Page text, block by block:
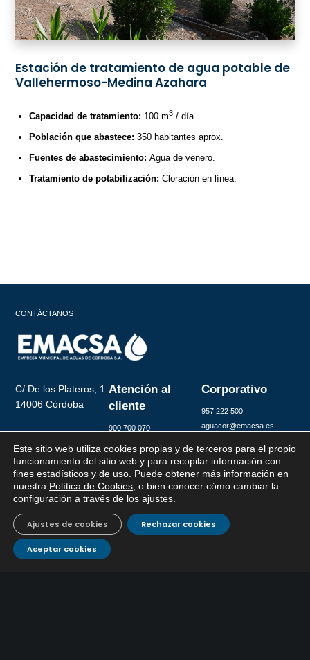
Estación de tratamiento de agua potable de
Vallehermoso-Medina Azahara
Capacidad de tratamiento: 100 m3 / día
Población que abastece: 350 habitantes aprox.
Fuentes de abastecimiento:Agua de venero.
Tratamiento de potabilización:Cloración en línea.
CONTÁCTANOS
C/ De los Plateros, 1
14006 Córdoba
Atención al
cliente
900 700 070
Corporativo
957 222 500
aguacor@emacsa.es
Este sitio web utiliza cookies propias y de terceros para el propio
funcionamiento del sitio web y para recopilar información con
fines estadísticos y de uso. Puede obtener más información en
nuestra Política de Cookies , o bien conocer cómo cambiar la
configuración a través de los ajustes
Aceptar cookies
Rechazar cookies
Ajustes de cookies
Si tiene cualquier duda sobre
EMACSA, haga click abajo.